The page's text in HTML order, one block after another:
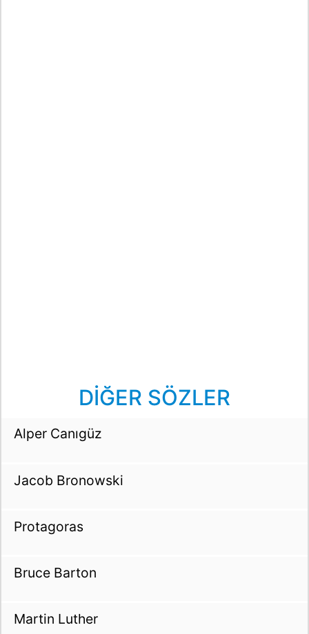
DİĞER SÖZLER
Alper Canıgüz
Jacob Bronowski
Protagoras
Bruce Barton
Martin Luther